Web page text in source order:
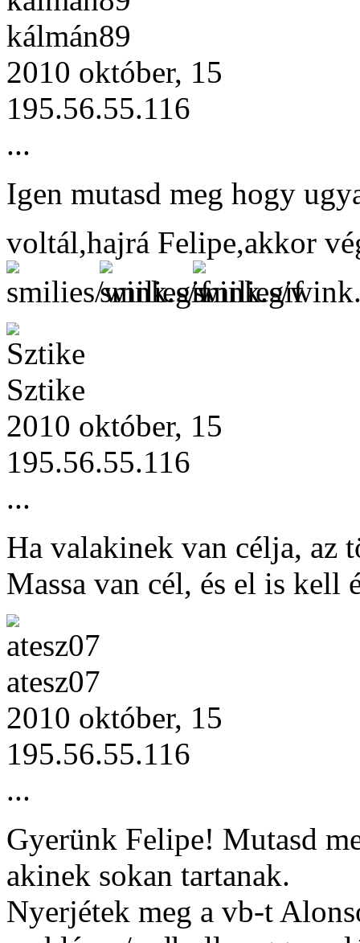
kálmán89
2010 október, 15
195.56.55.116
...
Igen mutasd meg hogy
voltál,hajrá Felipe,akkor
Sztike
2010 október, 15
195.56.55.116
...
Ha valakinek van célja, az
Massa van cél, és el is kell
atesz07
2010 október, 15
195.56.55.116
...
Gyerünk Felipe! Mutasd
akinek sokan tartanak.
Nyerjétek meg a vb-t